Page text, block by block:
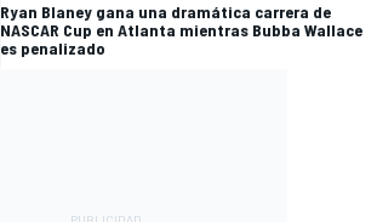
Ryan Blaney gana una dramática carrera de
NASCAR Cup en Atlanta mientras Bubba Wallace
es penalizado